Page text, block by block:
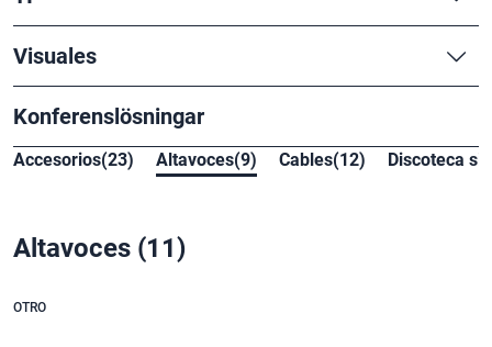
Visuales
Konferenslösningar
Accesorios(23) Altavoces(9) Cables(12) Discoteca
Altavoces (11)
OTRO